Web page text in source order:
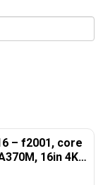
được bao ra
– f2001, core
16in 4K